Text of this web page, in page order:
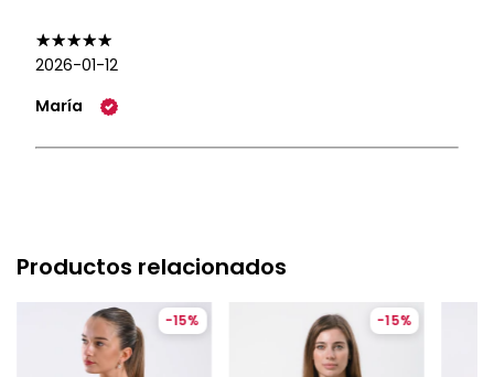
2026-01-12
María
Productos relacionados
-15% -15%